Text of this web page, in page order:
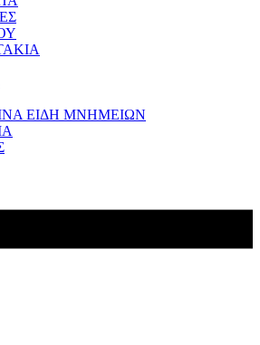
ΕΙΔΗ ΜΝΗΜΕΙΩΝ